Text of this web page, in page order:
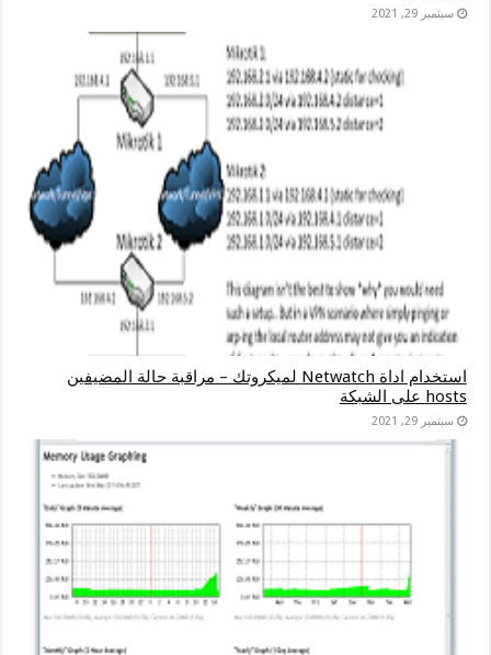
سبتمبر 29, 2021
استخدام اداة Netwatch لميكروتك – مراقبة حالة المضيفين
hosts على الشبكة
سبتمبر 29, 2021